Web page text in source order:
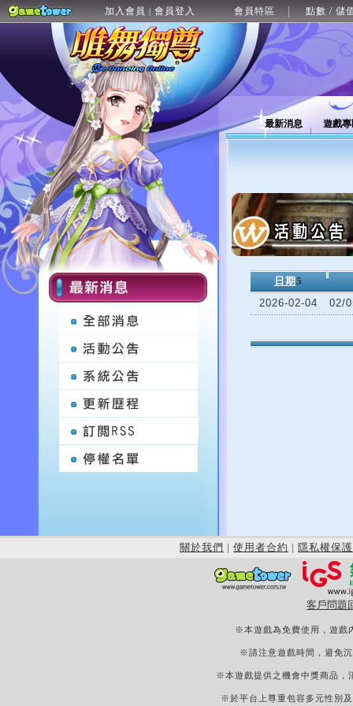
加入會員 | 會員登入 會員特區 點數 / 儲
最新消息 遊戲
日期 5
2026-02-04
02/
關於我們 | 使用者合約 | 隱私權保護
客戶問題
※本遊戲為免費使用，遊戲
※請注意遊戲時間，避免
※本遊戲提供之機會中獎商品，
※於平台上尊重包容多元性別